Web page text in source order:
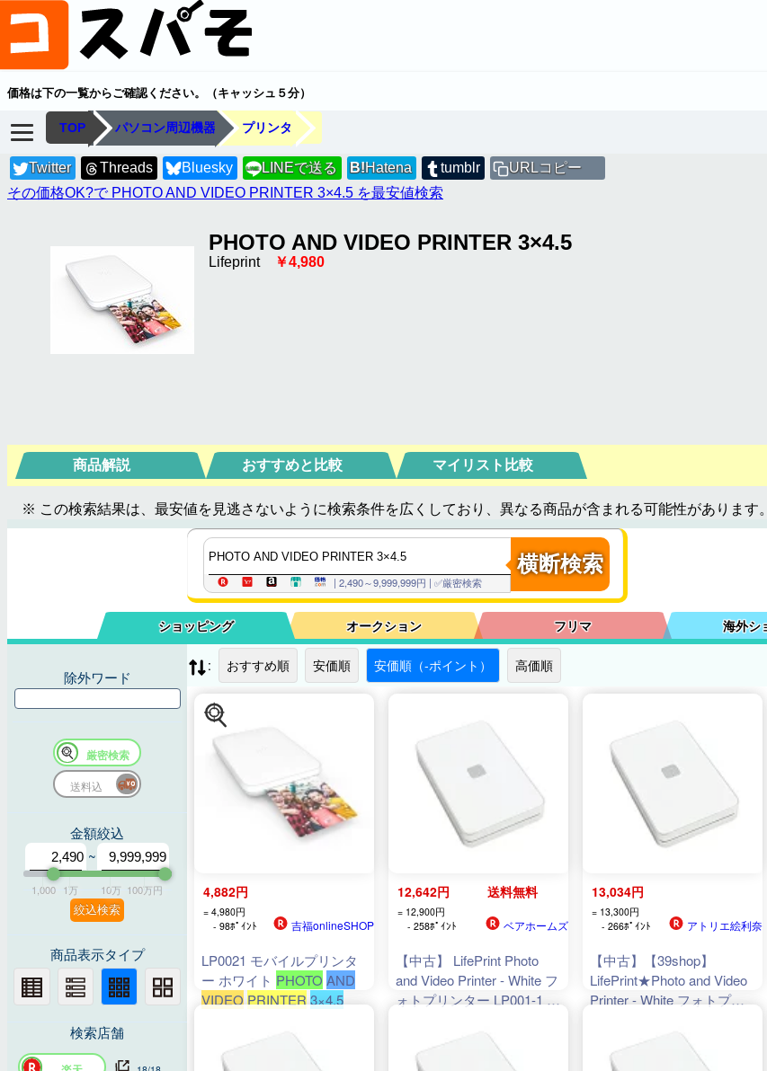
価格は下の一覧からご確認ください。（キャッシュ５分）
TOP パソコン周辺機器 プリンタ
Twitter Threads Bluesky LINE LINEで送る B!Hatena tumblr
URLコピー
その価格OK?で PHOTO AND VIDEO PRINTER 3×4.5 を最安値検索
PHOTO AND VIDEO PRINTER 3×4.5
Lifeprint￥4,980
商品解説 おすすめと比較 マイリスト比較
※ この検索結果は、最安値を見逃さないように検索条件を広くしており、異なる商品が含まれる可能性があります。